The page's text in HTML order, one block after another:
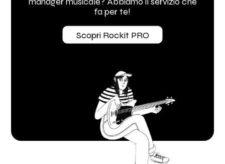
fa per te!
Scopri Rockit PRO